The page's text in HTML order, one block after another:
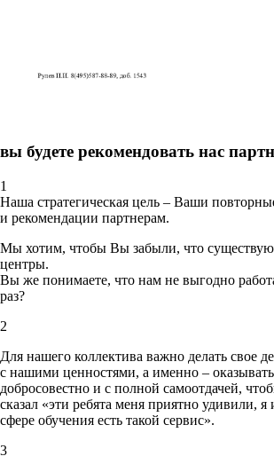
вы будете рекомендовать нас
1
Наша стратегическая цель – Ваши
и рекомендации партнерам.
Мы хотим, чтобы Вы забыли, что
центры.
Вы же понимаете, что нам не выгодно
раз?
2
Для нашего коллектива важно делать свое
с нашими ценностями, а именно –
добросовестно и с полной самоотдачей,
сказал «эти ребята меня приятно удивили, я
сфере обучения есть такой сервис».
3